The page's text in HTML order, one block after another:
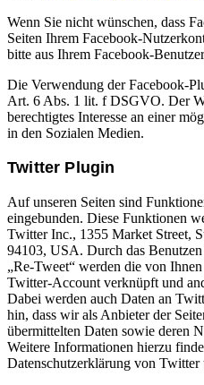
Wenn Sie nicht wünschen, dass
Seiten Ihrem Facebook-
bitte aus Ihrem Facebook-
Die Verwendung der Facebook-
Art. 6 Abs. 1 lit. f DSGVO. Der
berechtigtes Interesse an einer
in den Sozialen Medien.
Twitter Plugin
Auf unseren Seiten sind
eingebunden. Diese Funktionen
Twitter Inc., 1355 Market Street,
94103, USA. Durch das
„Re-Tweet“ werden die von
Twitter-Account verknüpft und
Dabei werden auch Daten an
hin, dass wir als Anbieter der
übermittelten Daten sowie deren
Weitere Informationen hierzu
Datenschutzerklärung von Twitter